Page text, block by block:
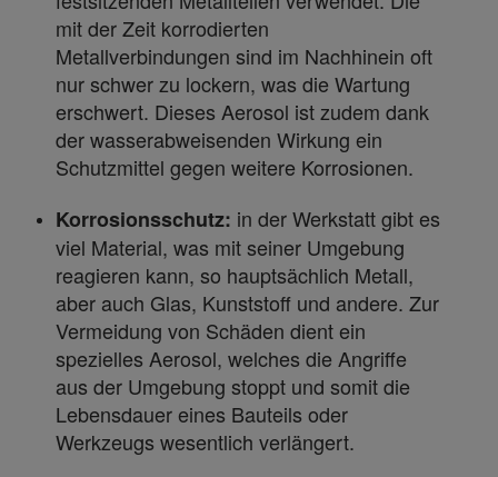
mit der Zeit korrodierten
Metallverbindungen sind im Nachhinein oft
nur schwer zu lockern, was die Wartung
erschwert. Dieses Aerosol ist zudem dank
der wasserabweisenden Wirkung ein
Schutzmittel gegen weitere Korrosionen.
Korrosionsschutz: in der Werkstatt gibt es
viel Material, was mit seiner Umgebung
reagieren kann, so hauptsächlich Metall,
aber auch Glas, Kunststoff und andere. Zur
Vermeidung von Schäden dient ein
spezielles Aerosol, welches die Angriffe
aus der Umgebung stoppt und somit die
Lebensdauer eines Bauteils oder
Werkzeugs wesentlich verlängert.